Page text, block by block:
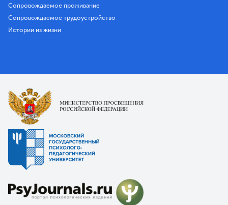
Сопровождаемое проживание
Сопровождаемое трудоустройство
Истории из жизни